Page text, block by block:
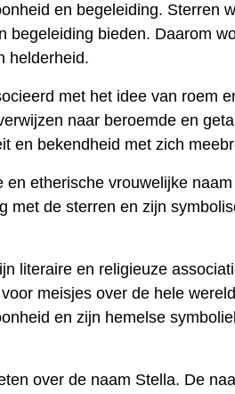
en begeleiding. Sterren
begeleiding bieden. Daarom
helderheid.
met het idee van roem
naar beroemde en
en bekendheid met zich
etherische vrouwelijke
met de sterren en zijn
literaire en religieuze
meisjes over de hele
en zijn hemelse
over de naam Stella. De